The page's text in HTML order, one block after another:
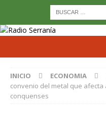
INICIO ECONOMIA
convenio del metal que afecta
conquenses